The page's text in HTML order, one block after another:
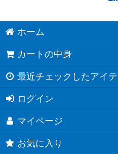
ホーム
カートの中身
最近チェックしたアイ
ログイン
マイページ
お気に入り